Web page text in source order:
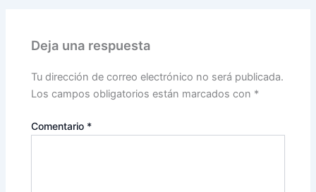
Deja una respuesta
Tu dirección de correo electrónico no será publicada.
Los campos obligatorios están marcados con *
Comentario *